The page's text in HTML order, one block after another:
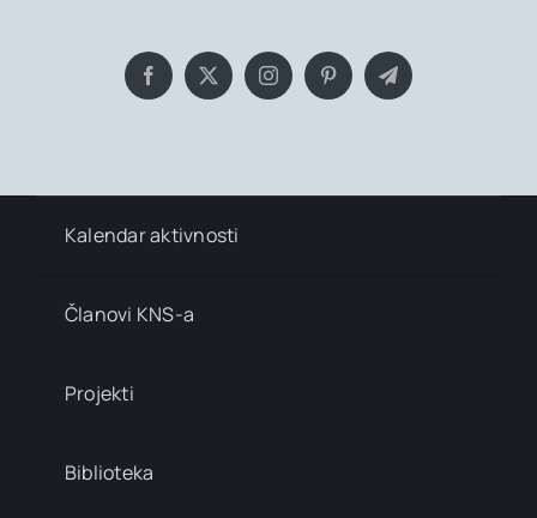
Kalendar aktivnosti
Članovi KNS-a
Projekti
Biblioteka